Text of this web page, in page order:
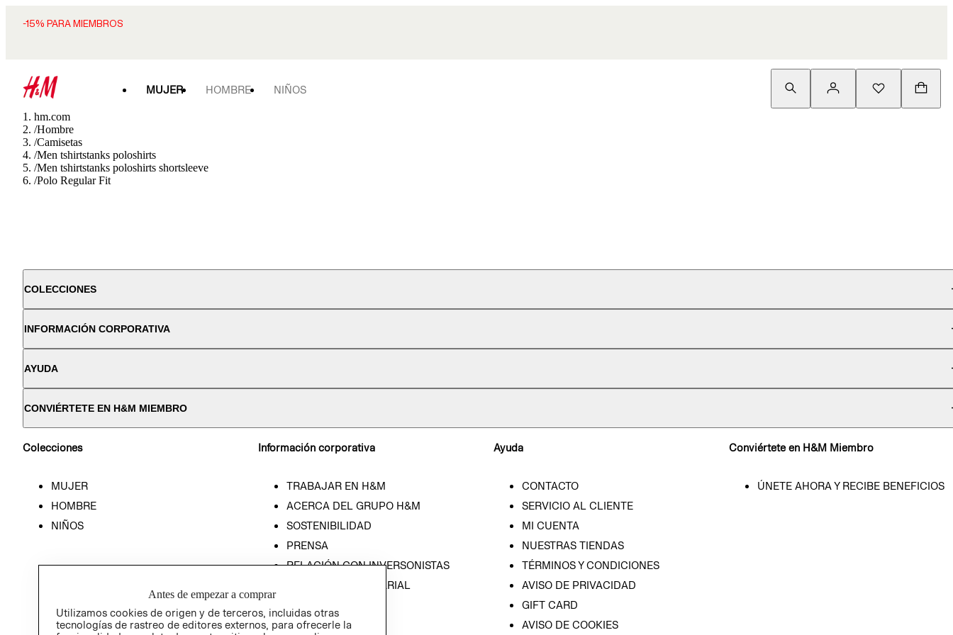
-15% PARA MIEMBROS
MUJER HOMBRE NIÑOS
hm.com
/Hombre
/Camisetas
/Men tshirtstanks poloshirts
/Men tshirtstanks poloshirts shortsleeve
/Polo Regular Fit
COLECCIONES
INFORMACIÓN CORPORATIVA
AYUDA
CONVIÉRTETE EN H&M MIEMBRO
Colecciones
MUJER
HOMBRE
NIÑOS
Información corporativa
TRABAJAR EN H&M
ACERCA DEL GRUPO H&M
SOSTENIBILIDAD
PRENSA
RELACIÓN CON INVERSONISTAS
POLÍTICA EMPRESARIAL
Ayuda
CONTACTO
SERVICIO AL CLIENTE
MI CUENTA
NUESTRAS TIENDAS
TÉRMINOS Y CONDICIONES
AVISO DE PRIVACIDAD
GIFT CARD
AVISO DE COOKIES
Conviértete en H&M Miembro
ÚNETE AHORA Y RECIBE BENEFICIOS
Antes de empezar a comprar
Utilizamos cookies de origen y de terceros, incluidas otras
tecnologías de rastreo de editores externos, para ofrecerle la